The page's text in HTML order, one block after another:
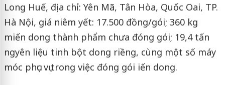
Long Huế, địa chỉ: Yên Mã, Tân Hòa, Quốc Oai, TP.
Hà Nội, giá niêm yết: 17.500 đồng/gói; 360 kg
miến dong thành phẩm chưa đóng gói; 19,4 tấn
ngyên liệu tinh bột dong riềng, cùng một số máy
móc phục vụ trong việc đóng gói iến dong.